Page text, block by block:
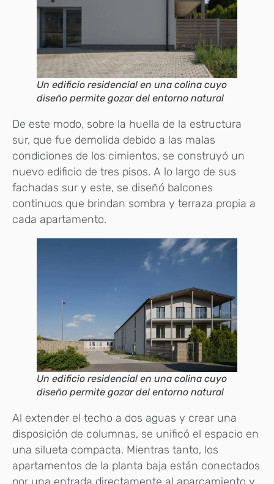
Un edificio residencial en una colina cuyo
diseño permite gozar del entorno natural
De este modo, sobre la huella de la estructura
sur, que fue demolida debido a las malas
condiciones de los cimientos, se construyó un
nuevo edificio de tres pisos. A lo largo de sus
fachadas sur y este, se diseñó balcones
continuos que brindan sombra y terraza propia a
cada apartamento.
Un edificio residencial en una colina cuyo
diseño permite gozar del entorno natural
Al extender el techo a dos aguas y crear una
disposición de columnas, se unificó el espacio en
una silueta compacta. Mientras tanto, los
apartamentos de la planta baja están conectados